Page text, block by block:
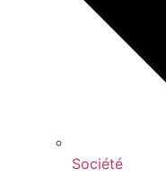
Société